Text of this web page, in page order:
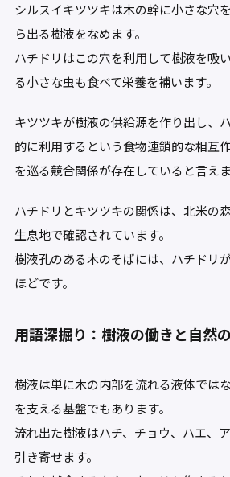
シルスイキツツキは木の幹に小さな穴
ら出る樹液をなめます。
ハチドリはこの穴を利用して樹液を吸
る小さな虫も食べて栄養を補います。
キツツキが樹液の供給源を作り出し、
的に利用するという食物連鎖的な相互
を巡る競合関係が存在していると言えま
ハチドリとキツツキの関係は、北米の
生息地で確認されています。
樹液孔のある木のそばには、ハチドリ
ほどです。
用語深掘り：樹液の働きと自然
樹液は単に木の内部を流れる液体では
を支える基盤でもあります。
流れ出た樹液はハチ、チョウ、ハエ、
引き寄せます。